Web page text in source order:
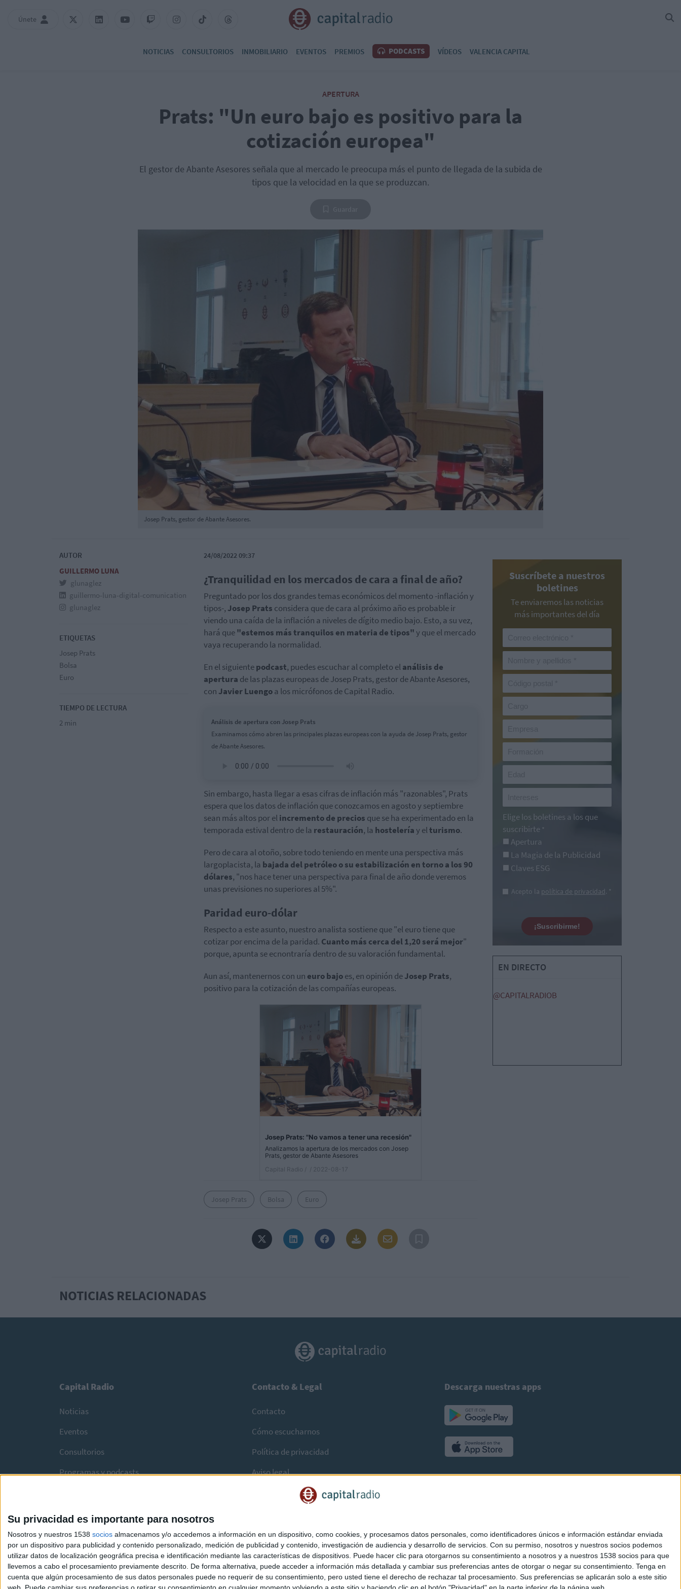
Su privacidad es importante para nosotros
Nosotros y nuestros 1538 socios almacenamos y/o accedemos a información en un dispositivo, como cookies, y procesamos datos personales, como identificadores únicos e información estándar enviada
por un dispositivo para publicidad y contenido personalizado, medición de publicidad y contenido, investigación de audiencia y desarrollo de servicios. Con su permiso, nosotros y nuestros socios podemos
utilizar datos de localización geográfica precisa e identificación mediante las características de dispositivos. Puede hacer clic para otorgarnos su consentimiento a nosotros y a nuestros 1538 socios para que
llevemos a cabo el procesamiento previamente descrito. De forma alternativa, puede acceder a información más detallada y cambiar sus preferencias antes de otorgar o negar su consentimiento. Tenga en
cuenta que algún procesamiento de sus datos personales puede no requerir de su consentimiento, pero usted tiene el derecho de rechazar tal procesamiento. Sus preferencias se aplicarán solo a este sitio
Únete
NOTICIAS CONSULTORIOS INMOBILIARIO EVENTOS PREMIOS PODCASTS VÍDEOS VALENCIA CAPITAL
APERTURA
Prats: "Un euro bajo es positivo para la
cotización europea"
El gestor de Abante Asesores señala que al mercado le preocupa más el punto de llegada de la subida de
tipos que la velocidad en la que se produzcan.
Josep Prats, gestor de Abante Asesores.
AUTOR
GUILLERMO LUNA
glunaglez
guillermo-luna-digital-comunication
glunaglez
ETIQUETAS
Josep Prats
Bolsa
Euro
TIEMPO DE LECTURA
2 min
24/08/2022 09:37
¿Tranquilidad en los mercados de cara a final de año?
Preguntado por los dos grandes temas económicos del momento -inflación y
tipos-, Josep Prats considera que de cara al próximo año es probable ir
viendo una caída de la inflación a niveles de dígito medio bajo. Esto, a su vez,
hará que"estemos más tranquilos en materia de tipos"y que el mercado
vaya recuperando la normalidad.
En el siguientepodcast, puedes escuchar al completo elanálisis de
apertura de las plazas europeas de Josep Prats, gestor de Abante Asesores,
con Javier Luengoa los micrófonos de Capital Radio.
Análisis de apertura con Josep Prats
Examinamos cómo abren las principales plazas europeas con la ayuda de Josep Prats, gestor
de Abante Asesores.
Sin embargo, hasta llegar a esas cifras de inflación más "razonables", Prats
espera que los datos de inflación que conozcamos en agosto y septiembre
sean más altos por elincremento de precios que se ha experimentado en la
temporada estival dentro de la restauración, la hosteleríay elturismo.
Pero de cara al otoño, sobre todo teniendo en mente una perspectiva más
largoplacista, la bajada del petróleo o su estabilización en torno a los 90
dólares, "nos hace tener una perspectiva para final de año donde veremos
unas previsiones no superiores al 5%".
Paridad euro-dólar
Respecto a este asunto, nuestro analista sostiene que "el euro tiene que
cotizar por encima de la paridad. Cuanto más cerca del 1,20 será mejor"
porque, apunta se ecnontraría dentro de su valoración fundamental.
Aun así, mantenernos con un euro bajoes, en opinión deJosep Prats,
positivo para la cotización de las compañías europeas.
Josep Prats: "No vamos a tener una recesión"
Analizamos la apertura de los mercados con Josep
Prats, gestor de Abante Asesores
Capital Radio /
/ 2022-08-17
Josep Prats Bolsa Euro
Suscríbete a nuestros
boletines
Te enviaremos las noticias
más importantes del día
Elige los boletines a los que
suscribirte *
Apertura
La Magia de la Publicidad
Claves ESG
Acepto la política de privacidad. *
¡Suscribirme!
EN DIRECTO
@CAPITALRADIOB
NOTICIAS RELACIONADAS
Capital Radio
Noticias
Eventos
Consultorios
Programas y podcasts
Contacto & Legal
Contacto
Cómo escucharnos
Política de privacidad
Aviso legal
Descarga nuestras apps